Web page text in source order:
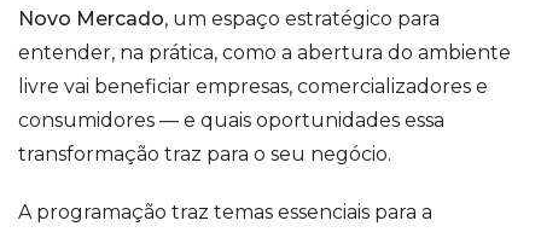
Novo Mercado, um espaço estratégico para
entender, na prática, como a abertura do ambiente
livre vai beneficiar empresas, comercializadores e
consumidores — e quais oportunidades essa
transformação traz para o seu negócio.
A programação traz temas essenciais para a